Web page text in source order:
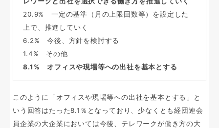
20.9% 一定の基準（月の上限回数等）を設定した
上で、推進していく
6.2% 今後、方針を検討する
1.4% その他
8.1% オフィスや現場等への出社を基本とする
このように「オフィスや現場等への出社を基本とする」と
いう回答はたった8.1％となっており、少なくとも経団連会
員企業の大企業においては今後、テレワークが働き方の大